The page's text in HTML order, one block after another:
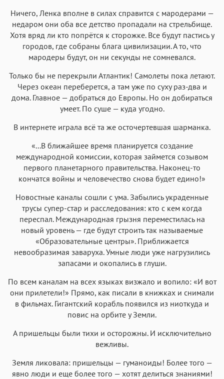
Ничего, Ленка вполне в силах справится с мародерами —
недаром они оба все детство пропадали на стрельбище.
Хотя вряд ли кто попрётся к сторожке. Все будут пастись у
городов, где собраны блага цивилизации. А то, что
мародеры будут, он ни секунды не сомневался.
Только бы не перекрыли Атлантик! Самолеты пока летают.
Через океан переберется, а там уже по суху раз-два и
дома. Главное — добраться до Европы. Но он добираться
умеет. По суше — куда угодно.
В интернете играла всё та же осточертевшая шарманка.
«...В ближайшее время планируется создание
международной комиссии, которая займется созывом
первого планетарного правительства. Наконец-то
кончатся войны и человечество снова будет едино!»
Новостные каналы сошли с ума. Забылись украденные
трусы супер-стар и расследования: кто с кем когда
переспал. Международная грызня переместилась на
новый уровень — где будут строить так называемые
«Образовательные центры». Приближается
невообразимая заваруха. Умные люди уже нагрузились
запасами и окопались в глуши.
По всем каналам на всех языках визжало и вопило: «И вот
они прилетели!» Прямо, как писали в книжках и снимали
в фильмах. Гигантский корабль появился из ниоткуда и
повис на орбите у Земли.
А пришельцы были тихи и осторожны. И исключительно
вежливы.
Земля ликовала: пришельцы — гуманоиды! Более того —
явно люди и еще более того — хотят делиться знаниями!